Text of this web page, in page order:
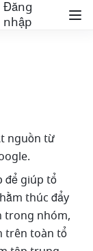
Đăng
nhập
nguồn từ
để giúp tổ
thúc đẩy
trong nhóm,
trên toàn tổ